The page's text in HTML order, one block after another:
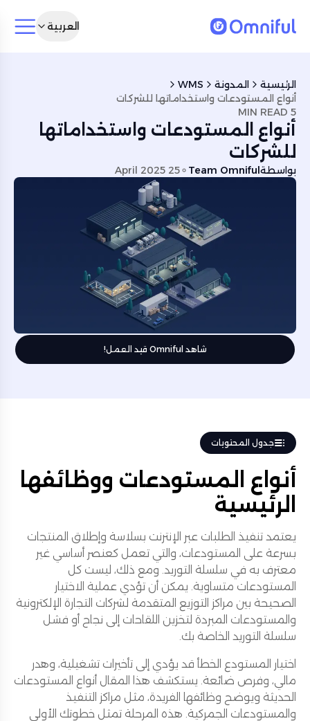
العربية
الرئيسية المدونة
WMS
أنواع المستودعات واستخداماتها للشركات
5 MIN READ
أنواع المستودعات واستخداماتها
للشركات
بواسطةTeam Omniful
25 April 2025
شاهد Omniful قيد العمل!
جدول المحتويات
أنواع المستودعات ووظائفها
الرئيسية
يعتمد تنفيذ الطلبات عبر الإنترنت بسلاسة وإطلاق المنتجات
بسرعة على المستودعات، والتي تعمل كعنصر أساسي غير
معترف به في سلسلة التوريد. ومع ذلك، ليست كل
المستودعات متساوية. يمكن أن تؤدي عملية الاختيار
الصحيحة بين مراكز التوزيع المتقدمة لشركات التجارة الإلكترونية
والمستودعات المبردة لتخزين اللقاحات إلى نجاح أو فشل
سلسلة التوريد الخاصة بك.
اختيار المستودع الخطأ قد يؤدي إلى تأخيرات تشغيلية، وهدر
مالي، وفرص ضائعة. يستكشف هذا المقال أنواع المستودعات
الحديثة ويوضح وظائفها الفريدة، مثل مراكز التنفيذ
والمستودعات الجمركية. هذه المرحلة تمثل خطوتك الأولى